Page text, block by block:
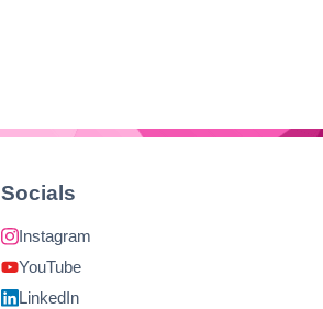
Socials
Instagram
YouTube
LinkedIn